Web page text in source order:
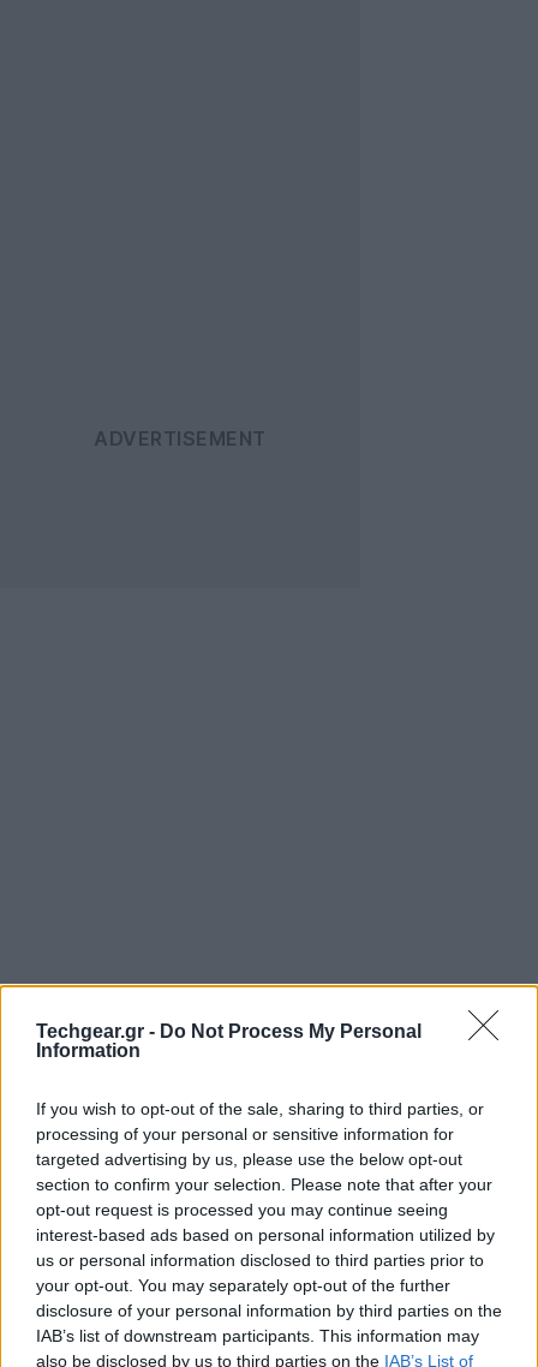
Techgear.gr - Do Not Process My Personal
Information
If you wish to opt-out of the sale, sharing to third parties, or
processing of your personal or sensitive information for
targeted advertising by us, please use the below opt-out
section to confirm your selection. Please note that after your
opt-out request is processed you may continue seeing
interest-based ads based on personal information utilized by
us or personal information disclosed to third parties prior to
your opt-out. You may separately opt-out of the further
disclosure of your personal information by third parties on the
IAB’s list of downstream participants. This information may
also be disclosed by us to third parties on the IAB’s List of
Μετά από σχεδόν τρία χρόνια προσπάθειας να
εισχωρήσει στην αγορά των low-end smartphones, η
Mozillaανακοίνωσε ότι σταματά την ανάπτυξη του
mobile λειτουργικού συστήματοςFirefox OSκαι την
πώληση smartphones ή άλλων συσκευών.